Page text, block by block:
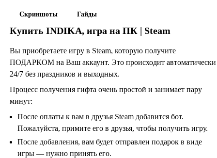
Скриншоты Гайды
Купить INDIKA, игра на ПК | Steam
Вы приобретаете игру в Steam, которую получите
ПОДАРКОМ на Ваш аккаунт. Это происходит автоматически
24/7 без праздников и выходных.
Процесс получения гифта очень простой и занимает пару
минут:
После оплаты к вам в друзья Steam добавится бот.
Пожалуйста, примите его в друзья, чтобы получить игру.
После добавления, вам будет отправлен подарок в виде
игры — нужно принять его.